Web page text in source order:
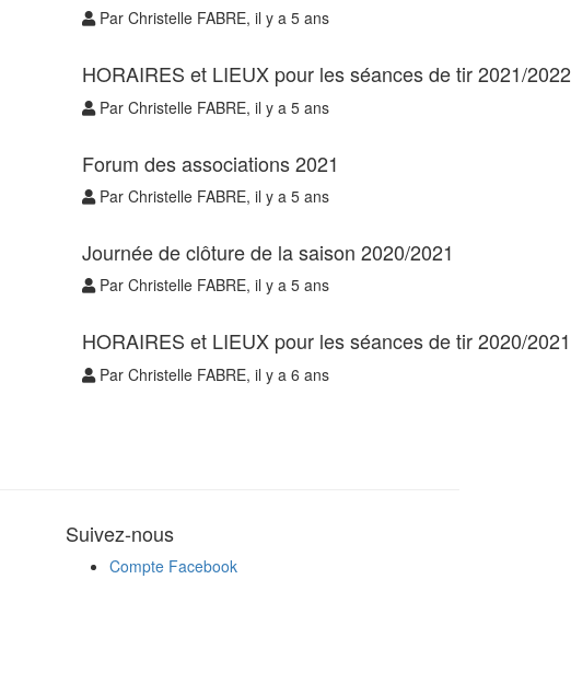
Par Christelle FABRE, il y a 5 ans
HORAIRES et LIEUX pour les séances de tir 2021/2022
Par Christelle FABRE, il y a 5 ans
Forum des associations 2021
Par Christelle FABRE, il y a 5 ans
Journée de clôture de la saison 2020/2021
Par Christelle FABRE, il y a 5 ans
HORAIRES et LIEUX pour les séances de tir 2020/2021
Par Christelle FABRE, il y a 6 ans
Suivez-nous
Compte Facebook